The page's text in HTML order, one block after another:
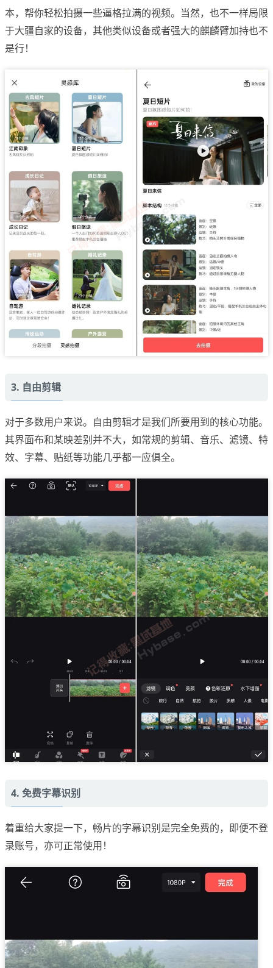
本，帮你轻松拍摄一些逼格拉满的视频。当然，也不一样局限
于大疆自家的设备，其他类似设备或者强大的麒麟臂加持也不
是行！
3. 自由剪辑
对于多数用户来说。自由剪辑才是我们所要用到的核心功能。
其界面布和某映差别并不大，如常规的剪辑、音乐、滤镜、特
效、字幕、贴纸等功能几乎都一应俱全。
4. 免费字幕识别
着重给大家提一下，畅片的字幕识别是完全免费的，即便不登
录账号，亦可正常使用！